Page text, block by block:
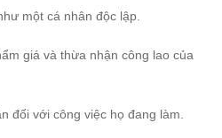
một cá nhân độc lập.
giá và thừa nhận công lao của
đối với công việc họ đang làm.